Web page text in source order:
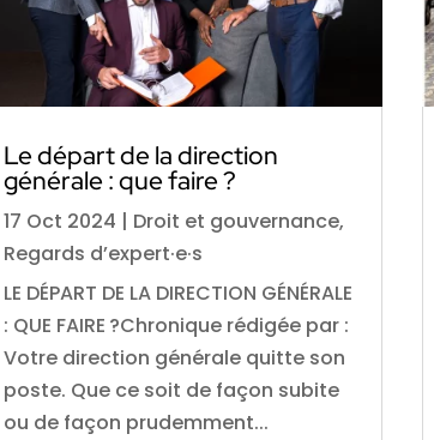
Le départ de la direction
générale : que faire ?
17 Oct 2024 | Droit et gouvernance,
Regards d’expert·e·s
LE DÉPART DE LA DIRECTION GÉNÉRALE
: QUE FAIRE ?Chronique rédigée par :
Votre direction générale quitte son
poste. Que ce soit de façon subite
ou de façon prudemment...